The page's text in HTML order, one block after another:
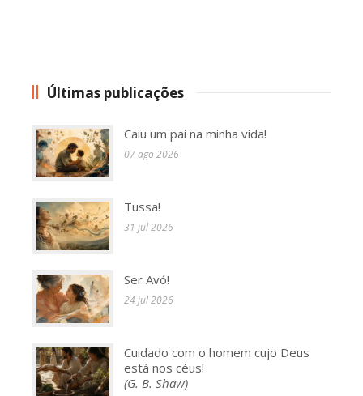
Últimas publicações
Caiu um pai na minha vida!
07 ago 2026
Tussa!
31 jul 2026
Ser Avó!
24 jul 2026
Cuidado com o homem cujo Deus
está nos céus!
(G. B. Shaw)